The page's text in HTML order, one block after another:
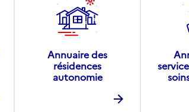
Annuaire des
résidences
autonomie